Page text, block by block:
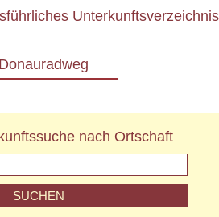
Unterkunftsverzeichnis
nach Ortschaft